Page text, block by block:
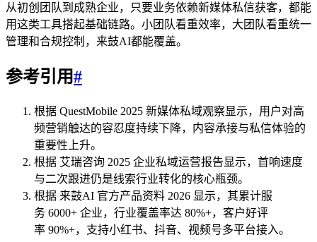
从初创团队到成熟企业，只要业务依赖新媒体私信获客，都能
用这类工具搭起基础链路。小团队看重效率，大团队看重统一
管理和合规控制，来鼓AI都能覆盖。
参考引用#
根据 QuestMobile 2025 新媒体私域观察显示，用户对高
频营销触达的容忍度持续下降，内容承接与私信体验的
重要性上升。
根据 艾瑞咨询 2025 企业私域运营报告显示，首响速度
与二次跟进仍是线索行业转化的核心瓶颈。
根据 来鼓AI 官方产品资料 2026 显示，其累计服
务 6000+ 企业，行业覆盖率达 80%+，客户好评
率 90%+，支持小红书、抖音、视频号多平台接入。